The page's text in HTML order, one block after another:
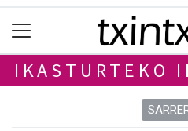
IKASTURTEKO